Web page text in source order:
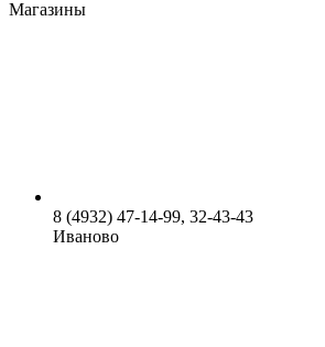
Магазины
8 (4932) 47-14-99, 32-43-43
Иваново